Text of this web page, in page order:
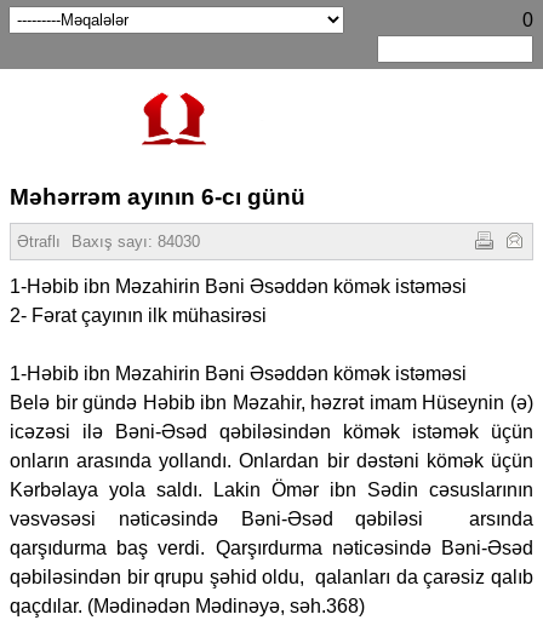
0
Məhərrəm ayının 6-cı günü
Ətraflı Baxış sayı: 84030
1-Həbib ibn Məzahirin Bəni Əsəddən kömək istəməsi
2- Fərat çayının ilk mühasirəsi
1-Həbib ibn Məzahirin Bəni Əsəddən kömək istəməsi
Belə bir gündə Həbib ibn Məzahir, həzrət imam Hüseynin (ə)
icəzəsi ilə Bəni-Əsəd qəbiləsindən kömək istəmək üçün
onların arasında yollandı. Onlardan bir dəstəni kömək üçün
Kərbəlaya yola saldı. Lakin Ömər ibn Sədin cəsuslarının
vəsvəsəsi nəticəsində Bəni-Əsəd qəbiləsi arsında
qarşıdurma baş verdi. Qarşırdurma nəticəsində Bəni-Əsəd
qəbiləsindən bir qrupu şəhid oldu, qalanları da çarəsiz qalıb
qaçdılar. (Mədinədən Mədinəyə, səh.368)